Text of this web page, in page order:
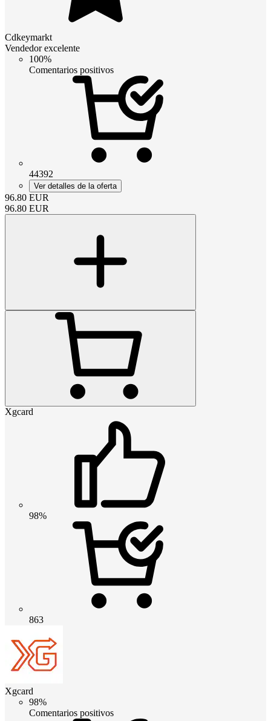
Cdkeymarkt
Vendedor excelente
100%
Comentarios positivos
44392
Ver detalles de la oferta
96.80 EUR
96.80 EUR
Xgcard
98%
863
Xgcard
98%
Comentarios positivos